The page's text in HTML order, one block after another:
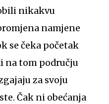
nikakvu
namjene
se čeka početak
na tom području
za svoju
Čak ni obećanja